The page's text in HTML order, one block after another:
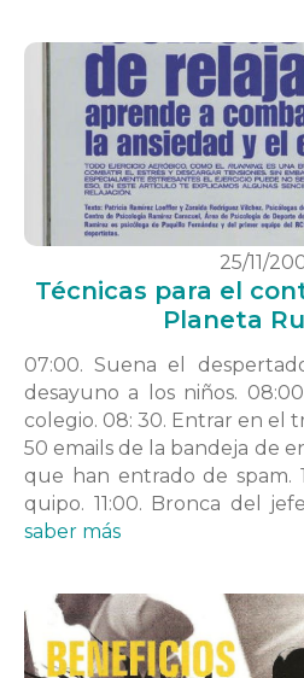
25/11/
Técnicas para el
Planeta
07:00. Suena el
desayuno a los niños.
colegio. 08: 30. Entrar en el
50 emails de la bandeja de
que han entrado de spam.
quipo. 11:00. Bronca del
saber más